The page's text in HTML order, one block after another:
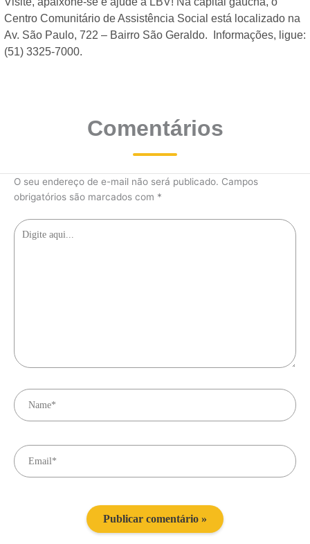
Centro Comunitário de Assistência Social está localizado na
Av. São Paulo, 722 – Bairro São Geraldo. Informações, ligue:
(51) 3325-7000.
Comentários
O seu endereço de e-mail não será publicado. Campos
obrigatórios são marcados com *